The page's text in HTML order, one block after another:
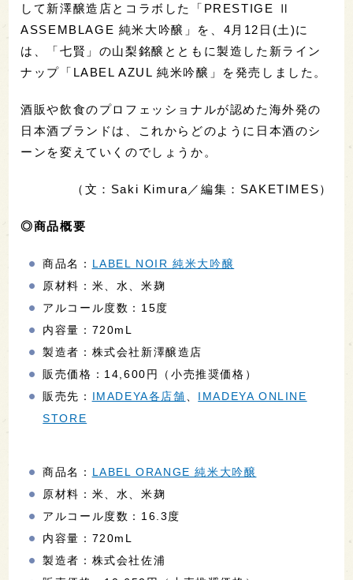
して新澤醸造店とコラボした「PRESTIGE Ⅱ
ASSEMBLAGE 純米大吟醸」を、4月12日(土)に
は、「七賢」の山梨銘醸とともに製造した新ライン
ナップ「LABEL AZUL 純米吟醸」を発売しました。
酒販や飲食のプロフェッショナルが認めた海外発の
日本酒ブランドは、これからどのように日本酒のシ
ーンを変えていくのでしょうか。
（文：Saki Kimura／編集：SAKETIMES）
◎商品概要
商品名： LABEL NOIR 純米大吟醸
原材料：米、水、米麹
アルコール度数：15度
内容量：720mL
製造者：株式会社新澤醸造店
販売価格：14,600円（小売推奨価格）
販売先： IMADEYA各店舗
IMADEYA ONLINE
STORE
商品名： LABEL ORANGE 純米大吟醸
原材料：米、水、米麹
アルコール度数：16.3度
内容量：720mL
製造者：株式会社佐浦